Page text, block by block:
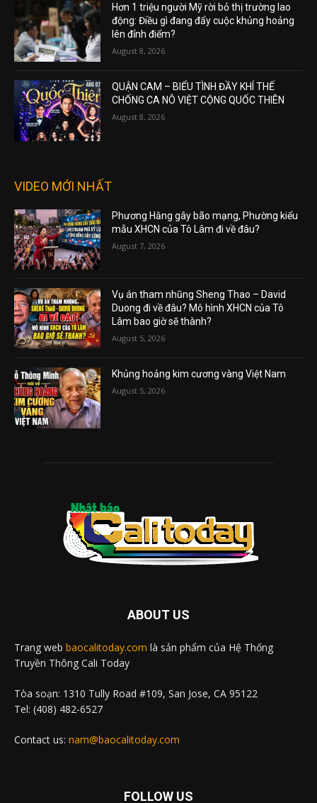
Hơn 1 triệu người Mỹ rời bỏ thị trường lao
động: Điều gì đang đẩy cuộc khủng hoảng
lên đỉnh điểm?
August 8, 2026
QUẬN CAM – BIỂU TÌNH ĐẦY KHÍ THẾ
CHỐNG CA NÔ VIỆT CỘNG QUỐC THIÊN
August 8, 2026
VIDEO MỚI NHẤT
Phương Hằng gây bão mạng, Phường kiểu
mẫu XHCN của Tô Lâm đi về đâu?
August 7, 2026
Vụ án tham nhũng Sheng Thao – David
Duong đi về đâu? Mô hình XHCN của Tô
Lâm bao giờ sẽ thành?
August 5, 2026
Khủng hoảng kim cương vàng Việt Nam
August 5, 2026
ABOUT US
Trang web baocalitoday.com là sản phẩm của Hệ Thống
Truyền Thông Cali Today
Tòa soạn: 1310 Tully Road #109, San Jose, CA 95122
Tel: (408) 482-6527
Contact us: nam@baocalitoday.com
FOLLOW US